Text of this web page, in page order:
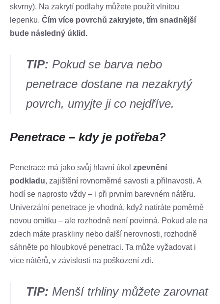
skvrny). Na zakrytí podlahy můžete použít vlnitou
lepenku. Čím více povrchů zakryjete, tím snadnější
bude následný úklid.
TIP: Pokud se barva nebo
penetrace dostane na nezakrytý
povrch, umyjte ji co nejdříve.
Penetrace – kdy je potřeba?
Penetrace má jako svůj hlavní úkol zpevnění
podkladu, zajištění rovnoměrné savosti a přilnavosti. A
hodí se naprosto vždy – i při prvním barevném nátěru.
Univerzální penetrace je vhodná, když natíráte poměrně
novou omítku – ale rozhodně není povinná. Pokud ale na
zdech máte praskliny nebo další nerovnosti, rozhodně
sáhněte po hloubkové penetraci. Ta může vyžadovat i
více nátěrů, v závislosti na poškození zdi.
TIP: Menší trhliny můžete zarovnat